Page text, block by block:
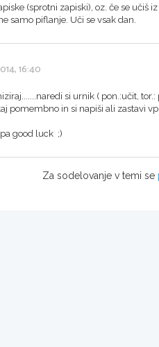
(sprotni zapiski), oz. če se učiš
samo piflanje. Uči se vsak dan.
16:40
si urnik ( pon.:učit, tor.:
pomembno in si napiši ali zastavi
good luck ;)
Za sodelovanje v temi se